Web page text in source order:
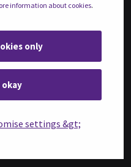
information about cookies.
only
okay
settings &gt;